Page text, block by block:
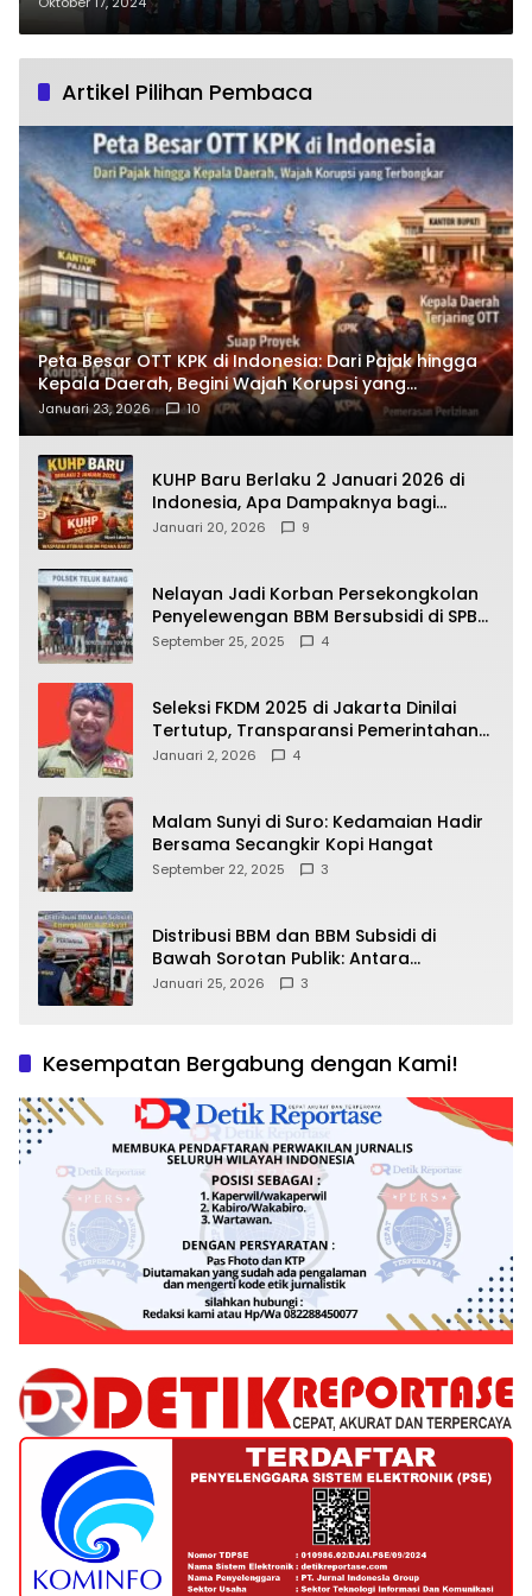
Artikel Pilihan Pembaca
Peta Besar OTT KPK di Indonesia: Dari Pajak hingga
Kepala Daerah, Begini Wajah Korupsi yang
Terbongkar
Januari 23, 2026 10
KUHP Baru Berlaku 2 Januari 2026 di
Indonesia, Apa Dampaknya bagi
Kehidupan Warga? Ini Aturan Kunci
Januari 20, 2026 9
Nelayan Jadi Korban Persekongkolan
Penyelewengan BBM Bersubsidi di SPBU
64.78809 Teluk Batang
September 25, 2025 4
Seleksi FKDM 2025 di Jakarta Dinilai
Tertutup, Transparansi Pemerintahan
Pramono–Rano Dipertanyakan
Januari 2, 2026 4
Malam Sunyi di Suro: Kedamaian Hadir
Bersama Secangkir Kopi Hangat
September 22, 2025 3
Distribusi BBM dan BBM Subsidi di
Bawah Sorotan Publik: Antara
Kepentingan Negara, Hak Konsumen,
Januari 25, 2026 3
Kesempatan Bergabung dengan Kami!